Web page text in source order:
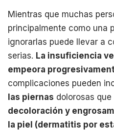
Mientras que muchas
principalmente como una
ignorarlas puede llevar a
serias. La insuficiencia
empeora
complicaciones pueden
las piernas dolorosas
decoloración y
la piel (dermatitis por